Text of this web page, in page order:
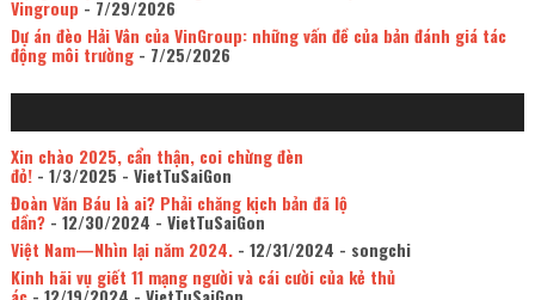
Vingroup - 7/29/2026
Dự án đèo Hải Vân của VinGroup: những vấn đề của bản đánh giá tác
động môi trường- 7/25/2026
Xin chào 2025, cẩn thận, coi chừng đèn
đỏ!- 1/3/2025 - VietTuSaiGon
Đoàn Văn Báu là ai? Phải chăng kịch bản đã lộ
dần?- 12/30/2024 - VietTuSaiGon
Việt Nam—Nhìn lại năm 2024.- 12/31/2024 - songchi
Kinh hãi vụ giết 11 mạng người và cái cười của kẻ thủ